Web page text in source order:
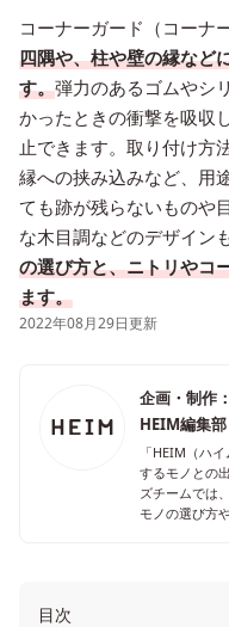
コーナーガード（コーナ
四隅や、柱や壁の縁など
す。弾力のあるゴムやシ
かったときの衝撃を吸収
止できます。取り付け方
縁への挟み込みなど、用
ても跡が残らないものや
な木目調などのデザイン
の選び方と、ニトリやコ
ます。
2022年08月29日更新
企画・制作：
HEIM編集
「HEIM（ハ
するモノとの
ズチームでは
モノの選び方
目次